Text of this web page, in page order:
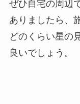
ぜひ自宅の周辺
ありましたら、
どのくらい星の
良いでしょう。